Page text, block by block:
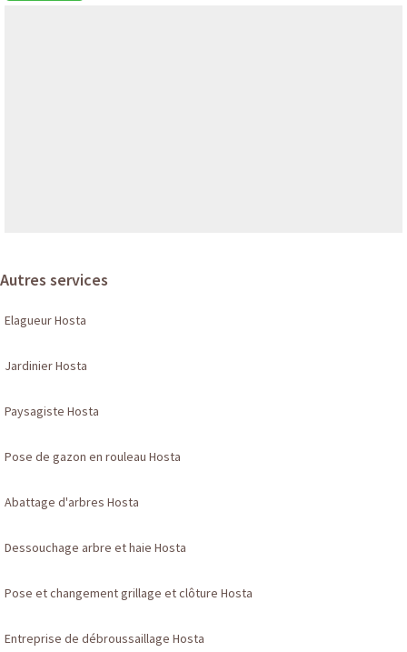
Autres services
Elagueur Hosta
Jardinier Hosta
Paysagiste Hosta
Pose de gazon en rouleau Hosta
Abattage d'arbres Hosta
Dessouchage arbre et haie Hosta
Pose et changement grillage et clôture Hosta
Entreprise de débroussaillage Hosta